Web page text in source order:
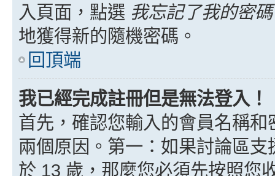
入頁面，點選 我忘記了我的密碼
地獲得新的隨機密碼。
回頂端
我已經完成註冊但是無法登入！
首先，確認您輸入的會員名稱
兩個原因。第一：如果討論區
於 13 歲，那麼您必須先按照您